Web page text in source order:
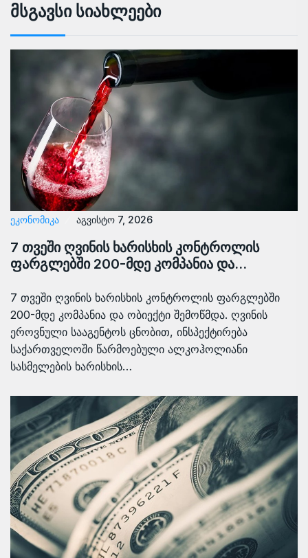
Მსგავსი Სიახლეები
ᲔᲙᲝᲜᲝᲛᲘᲙᲐ აგვისტო 7, 2026
7 თვეში ღვინის ხარისხის კონტროლის
ფარგლებში 200-მდე კომპანია და…
7 თვეში ღვინის ხარისხის კონტროლის ფარგლებში
200-მდე კომპანია და ობიექტი შემოწმდა. ღვინის
ეროვნული სააგენტოს ცნობით, ინსპექტირება
საქართველოში წარმოებული ალკოჰოლიანი
სასმელების ხარისხის…